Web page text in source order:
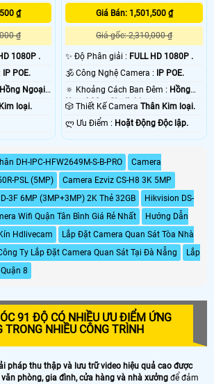
₫
₫
1080P .
IP POE.
Hồng Ngoại
loại.
Giá Bán: 1,501,500 ₫
Giá gốc: 2,310,000 ₫
✨ Độ Phân giải : FULL HD 1080P .
🕉️ Công Nghệ Camera :
IP POE.
🔅 Khoảng Cách Ban Đêm : Hồng
Ngoại 30m Starlight.
🎲 Thiết Kế CameraThân Kim loại.
️ლ Ưu Điểm : Hoặt Động Độc lập.
DH-IPC-HFW2649M-S-B-PRO
Camera
PSL (5MP)
Camera Ezviz CS-H8 3K 5MP
3F 6MP (3MP+3MP) 2K Thẻ 32GB
Hikvision DS-
Wifi Quận Tân Bình Giá Rẻ Nhất
Hướng Dẫn
Hdlivecam
Lắp Đặt Camera Quan Sát Tòa Nhà
Ty Lắp Đặt Camera Quan Sát Tại Đà Nẵng
Lắp
8
91 ĐỘ CÓ NHIỀU ƯU ĐIỂM ỨNG
TRONG NHIỀU CÔNG TRÌNH
pháp thu thập và lưu trữ video hiệu quả cao được
phòng, gia đình, cửa hàng và nhà xưởng để đảm